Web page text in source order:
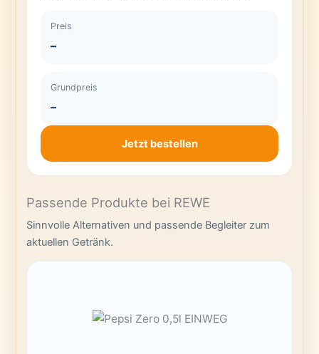
Preis
–
Grundpreis
–
Jetzt bestellen
Passende Produkte bei REWE
Sinnvolle Alternativen und passende Begleiter zum
aktuellen Getränk.